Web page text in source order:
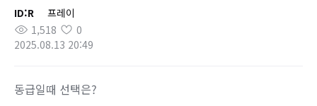
ID:R
프레이
1,518
0
2025.08.13 20:49
동급일때 선택은?